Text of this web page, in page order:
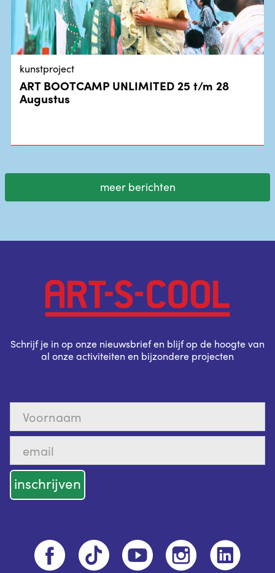
kunstproject
ART BOOTCAMP UNLIMITED 25 t/m 28
Augustus
meer berichten
Schrijf je in op onze nieuwsbrief en blijf op de hoogte van
al onze activiteiten en bijzondere projecten